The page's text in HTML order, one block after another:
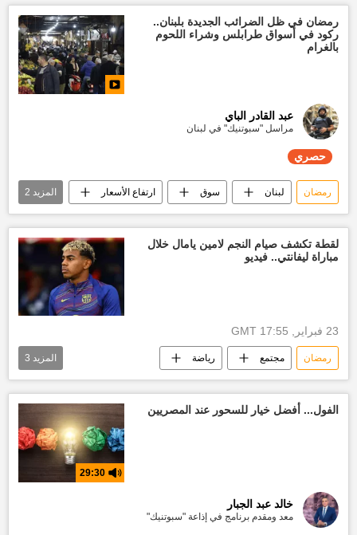
نقل المسافرين تقارير سبوتنيك
حصري
رمضان في ظل الضرائب الجديدة بلبنان..
ركود في أسواق طرابلس وشراء اللحوم
بالغرام
عبد القادر الباي
مراسل "سبوتنيك" في لبنان
حصري
رمضان لبنان سوق ارتفاع الأسعار
تقارير سبوتنيك حصري
المزيد 2
لقطة تكشف صيام النجم لامين يامال خلال
مباراة ليفانتي.. فيديو
23 فبراير, 17:55 GMT
رمضان مجتمع رياضة
الدوري الإسباني أخبار إسبانيا
أخبار العالم الآن
المزيد 3
الفول... أفضل خيار للسحور عند المصريين
29:30
خالد عبد الجبار
معد ومقدم برنامج في إذاعة "سبوتنيك"